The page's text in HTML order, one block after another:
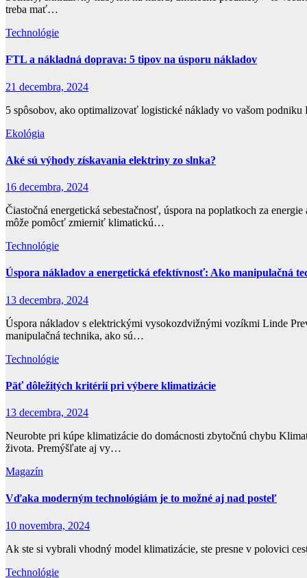
treba mať…
Technológie
FTL a nákladná doprava: 5 tipov na úsporu nákladov
21 decembra, 2024
5 spôsobov, ako optimalizovať logistické náklady vo vašom
Ekológia
Aké sú výhody získavania elektriny zo slnka?
16 decembra, 2024
Čiastočná energetická sebestačnosť, úspora na poplatkoch za
môže pomôcť zmierniť klimatickú…
Technológie
Úspora nákladov a energetická efektívnosť: Ako manipulačná
13 decembra, 2024
Úspora nákladov s elektrickými vysokozdvižnými vozíkmi Linde
manipulačná technika, ako sú…
Technológie
Päť dôležitých kritérií pri výbere klimatizácie
13 decembra, 2024
Neurobte pri kúpe klimatizácie do domácnosti zbytočnú chybu
života. Premýšľate aj vy…
Magazín
Vďaka moderným technológiám je to možné aj nad posteľ
10 novembra, 2024
Ak ste si vybrali vhodný model klimatizácie, ste presne v polovici
Technológie